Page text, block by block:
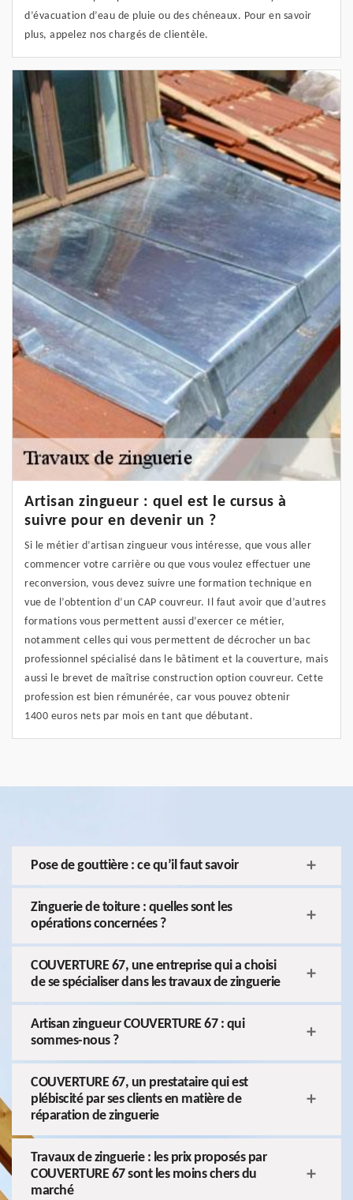
d’évacuation d’eau de pluie ou des chéneaux. Pour en savoir
plus, appelez nos chargés de clientèle.
Artisan zingueur : quel est le cursus à
suivre pour en devenir un ?
Si le métier d’artisan zingueur vous intéresse, que vous aller
commencer votre carrière ou que vous voulez effectuer une
reconversion, vous devez suivre une formation technique en
vue de l’obtention d’un CAP couvreur. Il faut avoir que d’autres
formations vous permettent aussi d’exercer ce métier,
notamment celles qui vous permettent de décrocher un bac
professionnel spécialisé dans le bâtiment et la couverture, mais
aussi le brevet de maîtrise construction option couvreur. Cette
profession est bien rémunérée, car vous pouvez obtenir
1400 euros nets par mois en tant que débutant.
Pose de gouttière : ce qu’il faut savoir
Zinguerie de toiture : quelles sont les
opérations concernées ?
COUVERTURE 67, une entreprise qui a choisi
de se spécialiser dans les travaux de zinguerie
Artisan zingueur COUVERTURE 67 : qui
sommes-nous ?
COUVERTURE 67, un prestataire qui est
plébiscité par ses clients en matière de
réparation de zinguerie
Travaux de zinguerie : les prix proposés par
COUVERTURE 67 sont les moins chers du
marché